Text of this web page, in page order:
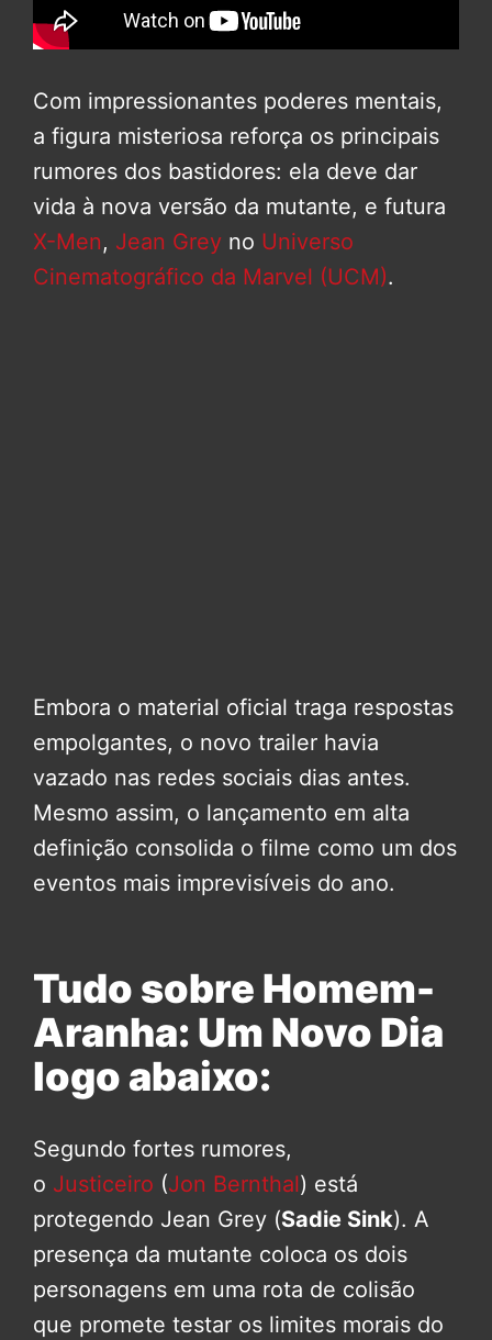
Com impressionantes poderes mentais,
a figura misteriosa reforça os principais
rumores dos bastidores: ela deve dar
vida à nova versão da mutante, e futura
X-Men, Jean Grey no Universo
Cinematográfico da Marvel (UCM).
Embora o material oficial traga respostas
empolgantes, o novo trailer havia
vazado nas redes sociais dias antes.
Mesmo assim, o lançamento em alta
definição consolida o filme como um dos
eventos mais imprevisíveis do ano.
Tudo sobre Homem-
Aranha: Um Novo Dia
logo abaixo:
Segundo fortes rumores,
o Justiceiro (Jon Bernthal) está
protegendo Jean Grey (Sadie Sink). A
presença da mutante coloca os dois
personagens em uma rota de colisão
que promete testar os limites morais do